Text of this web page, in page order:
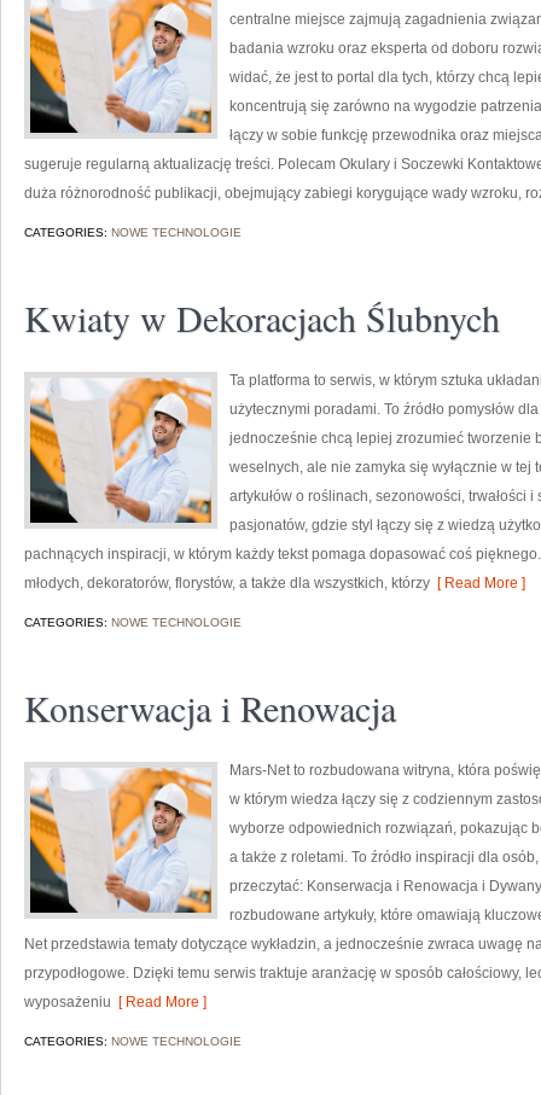
centralne miejsce zajmują zagadnienia
badania wzroku oraz eksperta od doboru
widać, że jest to portal dla tych, którzy chcą
koncentrują się zarówno na wygodzie
łączy w sobie funkcję przewodnika oraz
sugeruje regularną aktualizację treści. Polecam Okulary i Soczewki
duża różnorodność publikacji, obejmujący zabiegi korygujące wady wzroku,
CATEGORIES: NOWE TECHNOLOGIE
Kwiaty w Dekoracjach Ślubnych
Ta platforma to serwis, w którym sztuka
użytecznymi poradami. To źródło pomysłów
jednocześnie chcą lepiej zrozumieć tworzenie
weselnych, ale nie zamyka się wyłącznie w
artykułów o roślinach, sezonowości, trwałości
pasjonatów, gdzie styl łączy się z wiedzą
pachnących inspiracji, w którym każdy tekst pomaga dopasować coś
młodych, dekoratorów, florystów, a także dla wszystkich, którzy [ Read More ]
CATEGORIES: NOWE TECHNOLOGIE
Konserwacja i Renowacja
Mars-Net to rozbudowana witryna, która
w którym wiedza łączy się z codziennym
wyborze odpowiednich rozwiązań, pokazując
a także z roletami. To źródło inspiracji dla
przeczytać: Konserwacja i Renowacja i
rozbudowane artykuły, które omawiają
Net przedstawia tematy dotyczące wykładzin, a jednocześnie zwraca uwagę
przypodłogowe. Dzięki temu serwis traktuje aranżację w sposób całościowy,
wyposażeniu [ Read More ]
CATEGORIES: NOWE TECHNOLOGIE